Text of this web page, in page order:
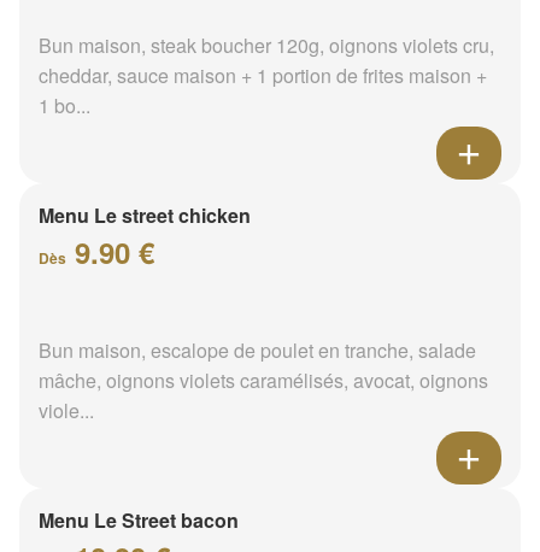
Bun maison, steak boucher 120g, oignons violets cru,
cheddar, sauce maison + 1 portion de frites maison +
1 bo...
Menu Le street chicken
Dès 9.90 €
Bun maison, escalope de poulet en tranche, salade
mâche, oignons violets caramélisés, avocat, oignons
viole...
Menu Le Street bacon